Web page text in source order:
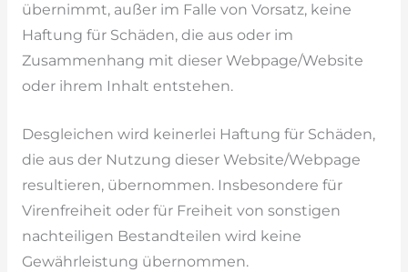
übernimmt, außer im Falle von Vorsatz, keine
Haftung für Schäden, die aus oder im
Zusammenhang mit dieser Webpage/Website
oder ihrem Inhalt entstehen.
Desgleichen wird keinerlei Haftung für Schäden,
die aus der Nutzung dieser Website/Webpage
resultieren, übernommen. Insbesondere für
Virenfreiheit oder für Freiheit von sonstigen
nachteiligen Bestandteilen wird keine
Gewährleistung übernommen.